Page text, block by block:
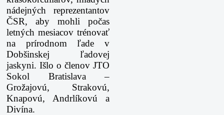
nádejných reprezentantov
ČSR, aby mohli počas
letných mesiacov trénovať
na prírodnom ľade v
Dobšinskej ľadovej
jaskyni. Išlo o členov JTO
Sokol Bratislava –
Grožajovú, Strakovú,
Knapovú, Andrlíkovú a
Divína.